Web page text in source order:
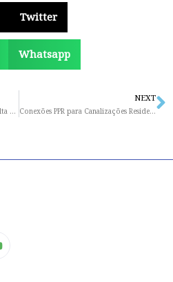
Twitter
Whatsapp
Os benefícios de conexões PPR de alta qualidade em sistemas de encanamento
NEXT
Conexões PPR para Canalizações Residenciais: Uma Solução Prática